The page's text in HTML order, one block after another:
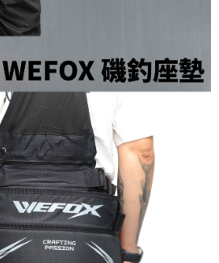
供個人資料，並將交易相關給付款項請求債
司。
瀏覽以下網址：
得法定代理人或監護人之同意方可使用
同意申辦者引起之損失，本公司不負相關責
時，將依據個別帳號之用戶狀況，依本公司即
仍有額度不足之情形，本公司將視審查結果
用他人資訊註冊。若發現惡意使用之情形，
止該用戶之使用額度並採取法律行動。